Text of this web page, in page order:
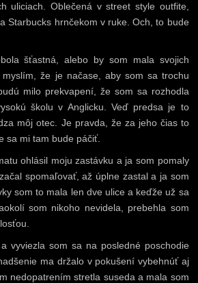
uliciach. Oblečená v street style outfite,
Starbucks hrnčekom v ruke. Och, to bude
šťastná, alebo by som mala svojich
že je načase, aby som sa trochu
milo prekvapení, že som sa rozhodla
školu v Anglicku. Veď predsa je to
môj otec. Je pravda, že za jeho čias to
sa mi tam bude páčiť.
ohlásil moju zastávku a ja som pomaly
spomaľovať, až úplne zastal a ja som
som to mala len dve ulice a keďže už sa
som nikoho nevidela, prebehla som
vyviezla som sa na posledné poschodie
ma držalo v pokušení vybehnúť aj
nedopatrením stretla suseda a mala som